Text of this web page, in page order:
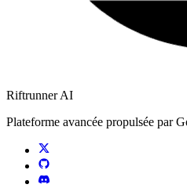
Riftrunner AI
Plateforme avancée propulsée par